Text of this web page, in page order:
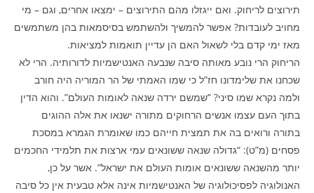
תירוצים לריחוק. ואם ייגזלו מהם התירוצים – ימצאו אחרים, וגם – מי
מחויב לעובדות? אפשר להמשיך ולהשתמש בסיסמאות בהן משתמשים
מאז ימי קדם בלי לשאול האם הן עדיין תואמות למציאות.
הריחוק הרי נובע מאותה סיבה שנבעה האנטישמיות לדורותיה. הרי לא
שכחנו את שלימדונו חז”ל כי שמו האמתי של הר המוריה היה חורב
ולמה נקרא שמו סיני? “שמשם ירדה שנאה לאומות העולם”. והוא הדין
בתוך העם עצמו אנשים הרחוקים מתורה ישנאו את אלה ההוגים
בתורה ורואים בה את תמצית חייהם כמו שאומרת הגמרא במסכת
פסחים (מ”ט): “גדולה שנאה ששונאים עמי ארצות את תלמידי החכמים
יותר מהשנאה ששונאים אומות העולם את ישראל”. אשר על כן,
האנולוגיה לפסיכולוגיה של האנטישמיות אינה אלא טבעית אין כל סיבה